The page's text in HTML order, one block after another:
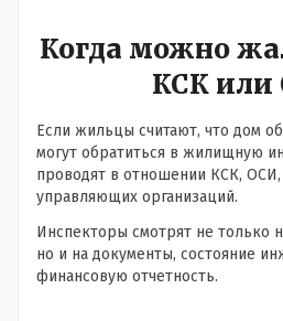
Когда можно
КСК или
Если жильцы считают, что дом
могут обратиться в жилищную
проводят в отношении КСК,
управляющих организаций.
Инспекторы смотрят не только
но и на документы, состояние
финансовую отчетность.